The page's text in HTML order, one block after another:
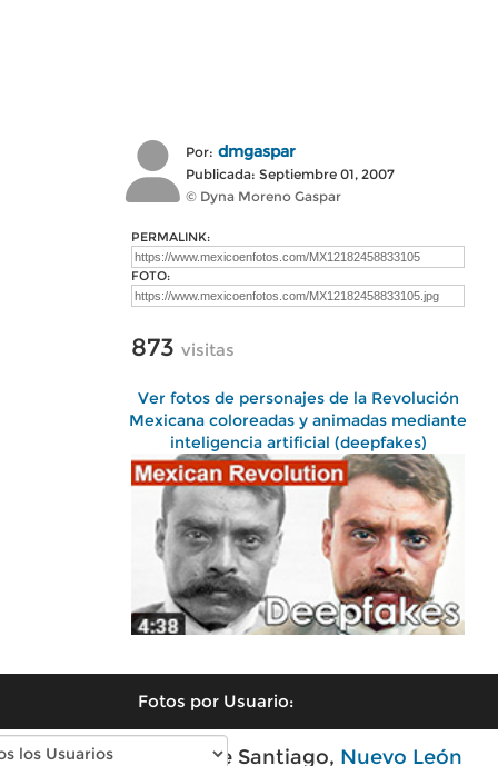
Por: dmgaspar
Publicada: Septiembre 01, 2007
© Dyna Moreno Gaspar
PERMALINK:
FOTO:
873 visitas
Ver fotos de personajes de la Revolución
Mexicana coloreadas y animadas mediante
inteligencia artificial (deepfakes)
Fotos por Usuario:
Fotos modernas de Santiago, Nuevo León